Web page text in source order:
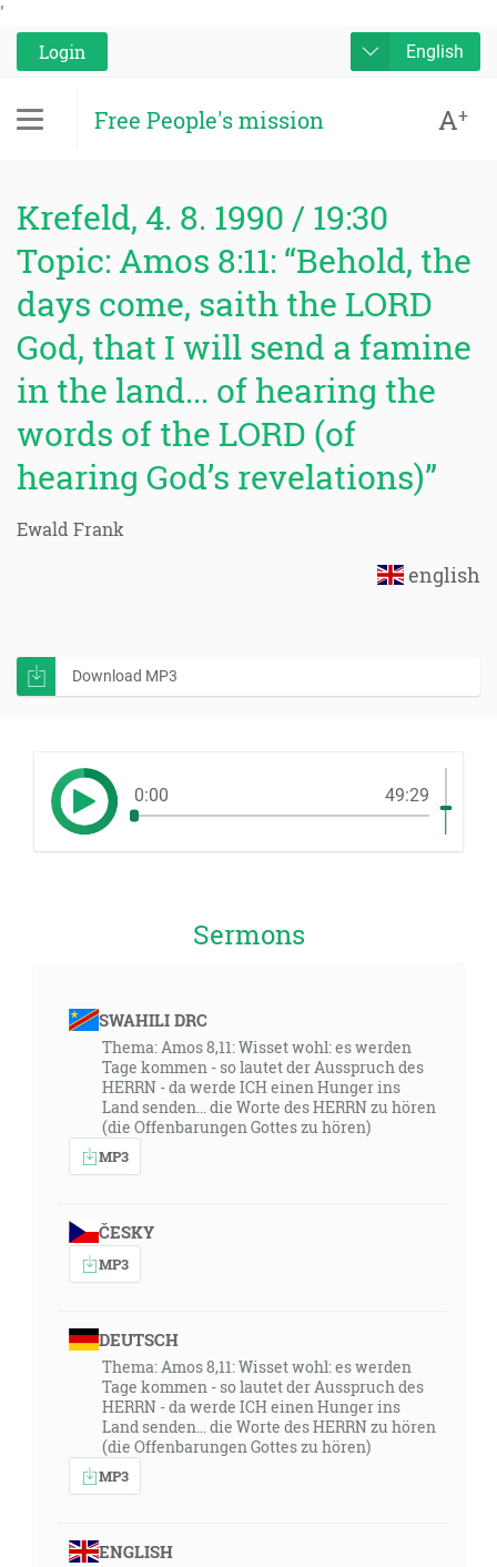
'
Login
English
Free People's mission A+
Krefeld, 4. 8. 1990 / 19:30
Topic: Amos 8:11: “Behold, the
days come, saith the LORD
God, that I will send a famine
in the land... of hearing the
words of the LORD (of
hearing God’s revelations)”
Ewald Frank
english
Download MP3
0:00 49:29
Sermons
SWAHILI DRC
Thema: Amos 8,11: Wisset wohl: es werden
Tage kommen - so lautet der Ausspruch des
HERRN - da werde ICH einen Hunger ins
Land senden... die Worte des HERRN zu hören
(die Offenbarungen Gottes zu hören)
MP3
ČESKY
MP3
DEUTSCH
Thema: Amos 8,11: Wisset wohl: es werden
Tage kommen - so lautet der Ausspruch des
HERRN - da werde ICH einen Hunger ins
Land senden... die Worte des HERRN zu hören
(die Offenbarungen Gottes zu hören)
MP3
ENGLISH